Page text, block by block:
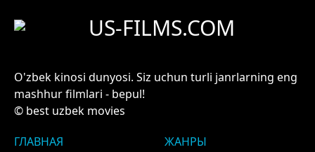
US-FILMS.COM
O'zbek kinosi dunyosi. Siz uchun turli janrlarning eng
mashhur filmlari - bepul!
© best uzbek movies
ГЛАВНАЯ
ЖАНРЫ